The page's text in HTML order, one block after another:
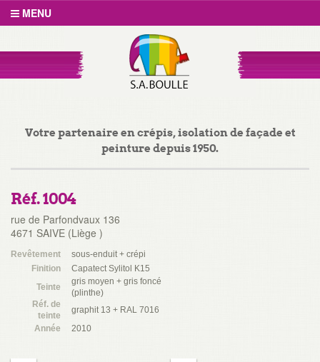
MENU
Votre partenaire en crépis, isolation de façade et
peinture depuis 1950.
Réf. 1004
rue de Parfondvaux 136
4671 SAIVE (Liège )
Revêtement
sous-enduit + crépi
Finition
Capatect Sylitol K15
Teinte
gris moyen + gris foncé
(plinthe)
Réf. de
teinte
graphit 13 + RAL 7016
Année
2010